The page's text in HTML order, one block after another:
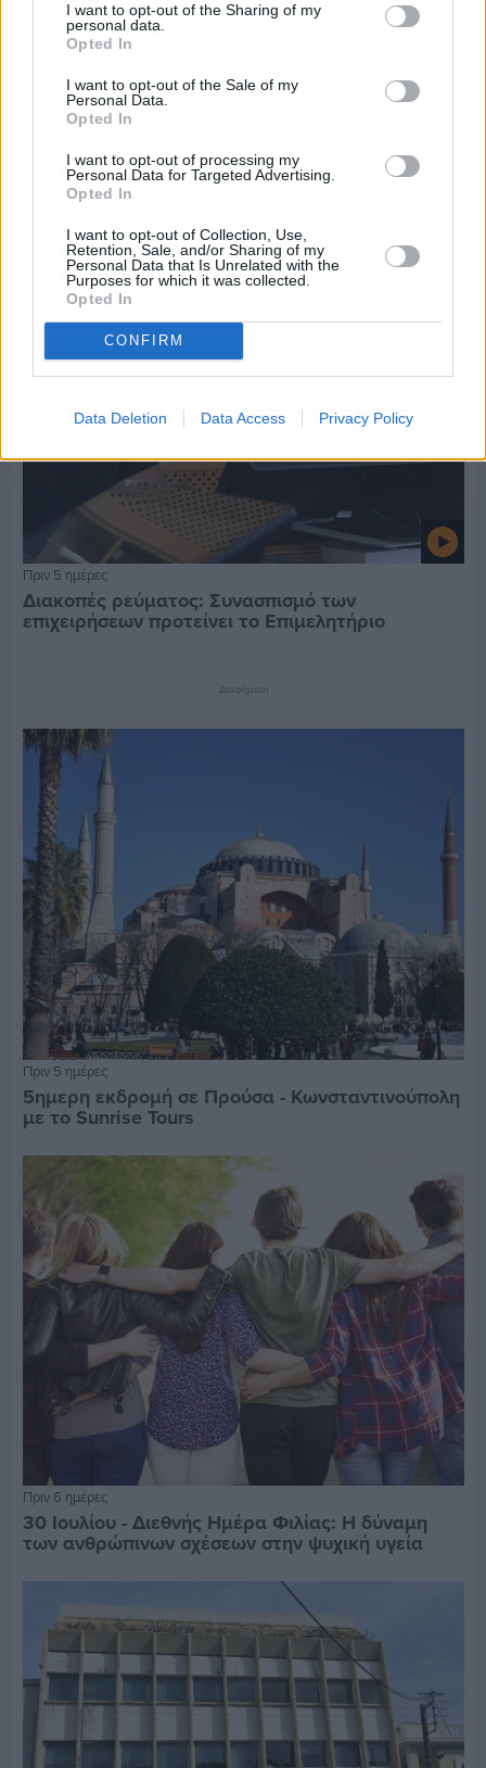
I want to opt-out of the Sharing of my
personal data.
Opted In
I want to opt-out of the Sale of my
Personal Data.
Opted In
I want to opt-out of processing my
Personal Data for Targeted Advertising.
Opted In
I want to opt-out of Collection, Use,
Retention, Sale, and/or Sharing of my
Personal Data that Is Unrelated with the
Purposes for which it was collected.
Opted In
CONFIRM
Data Deletion Data Access Privacy Policy
Εργασίες ασφαλτόστρωσης σε τρεις οδούς του
Βαρβασίου
Πριν 5 ημέρες
Διακοπές ρεύματος: Συνασπισμό των
επιχειρήσεων προτείνει το Επιμελητήριο
Διαφήμιση
Πριν 5 ημέρες
5ημερη εκδρομή σε Προύσα - Κωνσταντινούπολη
με το Sunrise Tours
Πριν 6 ημέρες
30 Ιουλίου - Διεθνής Ημέρα Φιλίας: Η δύναμη
των ανθρώπινων σχέσεων στην ψυχική υγεία